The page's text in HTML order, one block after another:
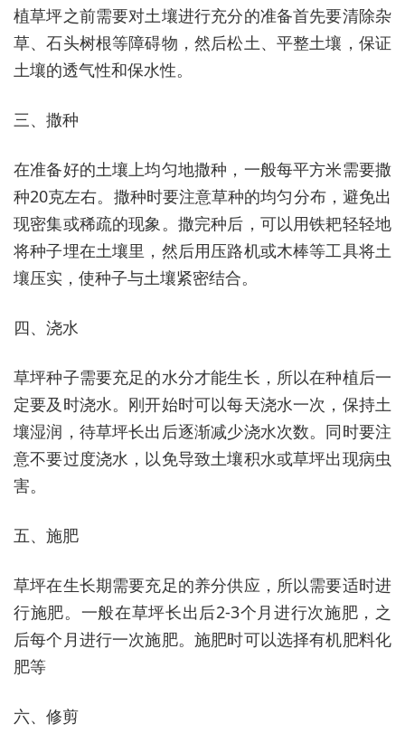
植草坪之前需要对土壤进行充分的准备首先要清除杂
草、石头树根等障碍物，然后松土、平整土壤，保证
土壤的透气性和保水性。
三、撒种
在准备好的土壤上均匀地撒种，一般每平方米需要撒
种20克左右。撒种时要注意草种的均匀分布，避免出
现密集或稀疏的现象。撒完种后，可以用铁耙轻轻地
将种子埋在土壤里，然后用压路机或木棒等工具将土
壤压实，使种子与土壤紧密结合。
四、浇水
草坪种子需要充足的水分才能生长，所以在种植后一
定要及时浇水。刚开始时可以每天浇水一次，保持土
壤湿润，待草坪长出后逐渐减少浇水次数。同时要注
意不要过度浇水，以免导致土壤积水或草坪出现病虫
害。
五、施肥
草坪在生长期需要充足的养分供应，所以需要适时进
行施肥。一般在草坪长出后2-3个月进行次施肥，之
后每个月进行一次施肥。施肥时可以选择有机肥料化
肥等
六、修剪